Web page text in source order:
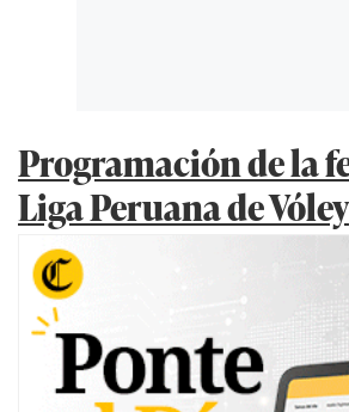
Programación de la
Liga Peruana de Vóley